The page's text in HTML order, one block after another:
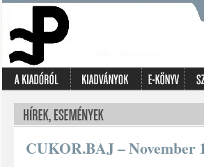
CUKOR.BAJ – November